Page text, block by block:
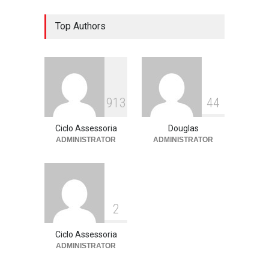
13 de julho de 2026
Top Authors
913
Ciclo Assessoria
ADMINISTRATOR
44
Douglas
ADMINISTRATOR
2
Ciclo Assessoria
ADMINISTRATOR